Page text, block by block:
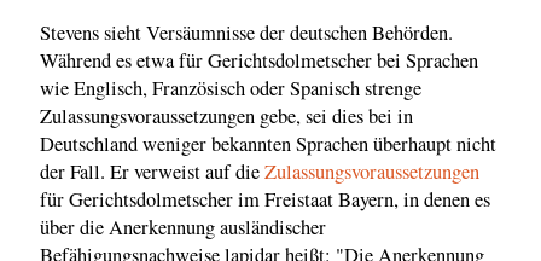
Stevens sieht Versäumnisse der deutschen Behörden.
Während es etwa für Gerichtsdolmetscher bei Sprachen
wie Englisch, Französisch oder Spanisch strenge
Zulassungsvoraussetzungen gebe, sei dies bei in
Deutschland weniger bekannten Sprachen überhaupt nicht
der Fall. Er verweist auf dieZulassungsvoraussetzungen
für Gerichtsdolmetscher im Freistaat Bayern, in denen es
über die Anerkennung ausländischer
Befähigungsnachweise lapidar heißt: "Die Anerkennung